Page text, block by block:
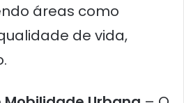
áreas como
de vida,